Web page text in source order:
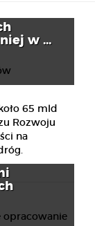
w ...
65 mld
Rozwoju
na